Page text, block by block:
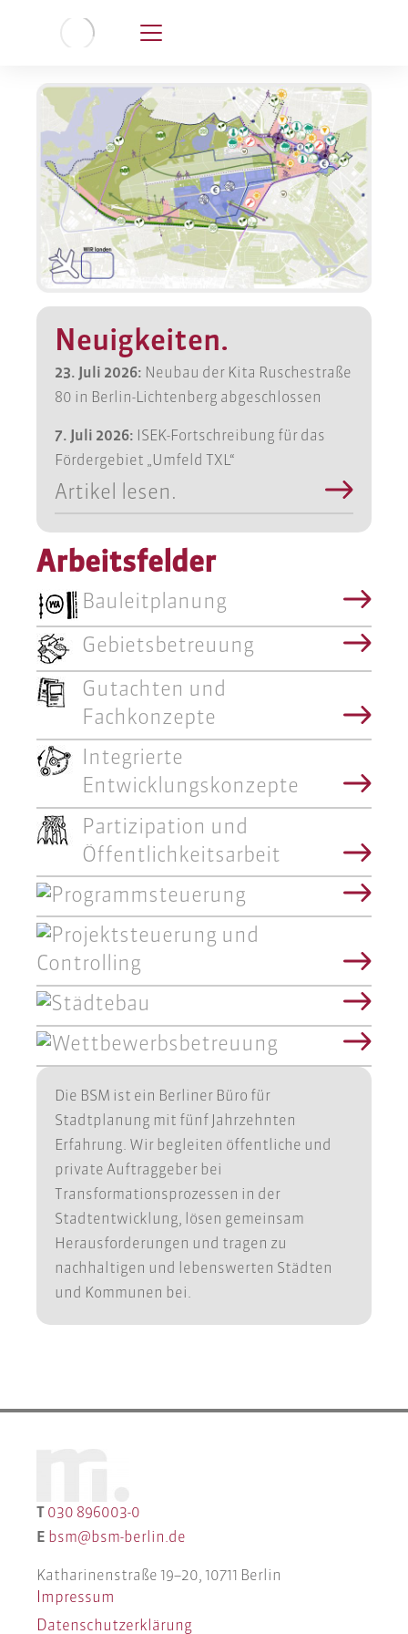
Neuigkeiten.
23. Juli 2026: Neubau der Kita Ruschestraße
80 in Berlin-Lichtenberg abgeschlossen
7. Juli 2026:
ISEK-Fortschreibung für das
Fördergebiet „Umfeld TXL“
Artikel lesen.
Arbeitsfelder
Bauleitplanung
Gebietsbetreuung
Gutachten und
Fachkonzepte
Integrierte
Entwicklungskonzepte
Partizipation und
Öffentlichkeitsarbeit
Programmsteuerung
Projektsteuerung und
Controlling
Städtebau
Wettbewerbsbetreuung
Die BSM ist ein Berliner Büro für
Stadtplanung mit fünf Jahrzehnten
Erfahrung. Wir begleiten öffentliche und
private Auftraggeber bei
Transformationsprozessen in der
Stadtentwicklung, lösen gemeinsam
Herausforderungen und tragen zu
nachhaltigen und lebenswerten Städten
und Kommunen bei.
T 030 896003-0
E bsm@bsm-berlin.de
Katharinenstraße 19–20, 10711 Berlin
Impressum
Datenschutzerklärung